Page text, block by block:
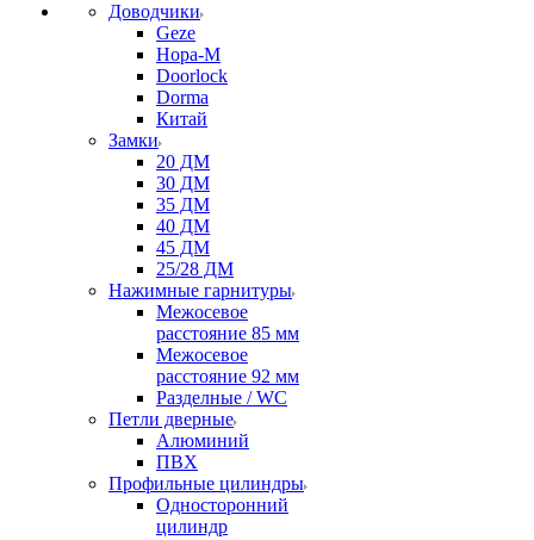
Доводчики
Geze
Нора-М
Doorlock
Dorma
Китай
Замки
20 ДМ
30 ДМ
35 ДМ
40 ДМ
45 ДМ
25/28 ДМ
Нажимные гарнитуры
Межосевое
расстояние 85 мм
Межосевое
расстояние 92 мм
Разделные / WC
Петли дверные
Алюминий
ПВХ
Профильные цилиндры
Односторонний
цилиндр